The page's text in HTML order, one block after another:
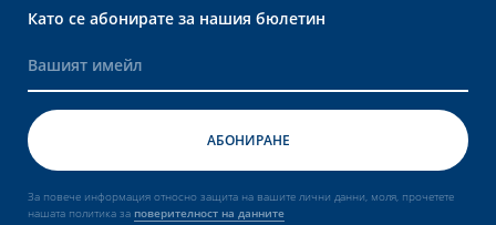
Като се абонирате за нашия бюлетин
За повече информация относно защита на вашите лични данни, моля, прочетете
нашата политика за поверителност на данните